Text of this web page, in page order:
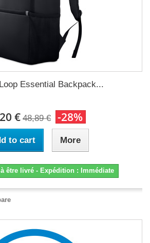
Essential Backpack...
€ 48,89 € -28%
to cart More
être livré - Expédition : Immédiate